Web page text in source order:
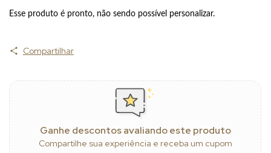
Esse produto é pronto, não sendo possível personalizar.
Compartilhar
Ganhe descontos avaliando este produto
Compartilhe sua experiência e receba um cupom